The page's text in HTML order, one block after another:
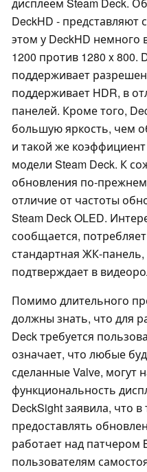
DeckHD -
этом у DeckHD
1200 против 1280 x 800.
поддерживает
поддерживает HDR, в
панелей. Кроме того,
большую яркость, чем
и такой же коэффициент
модели Steam Deck. К
обновления по-
отличие от частоты
Steam Deck OLED.
сообщается,
стандартная ЖК-панель,
подтверждает в
Помимо длительного
должны знать, что для
Deck требуется
означает, что любые
сделанные Valve, могут
функциональность
DeckSight заявила, что в
предоставлять
работает над патчером
пользователям